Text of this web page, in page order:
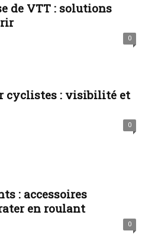
de VTT : solutions
0
cyclistes : visibilité et
0
: accessoires
en roulant
0